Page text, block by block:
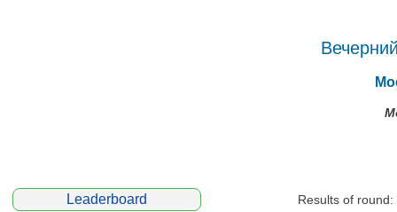
Leaderboard Results of round: